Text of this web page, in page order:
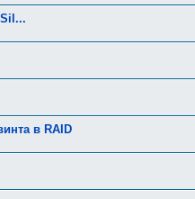
в RAID